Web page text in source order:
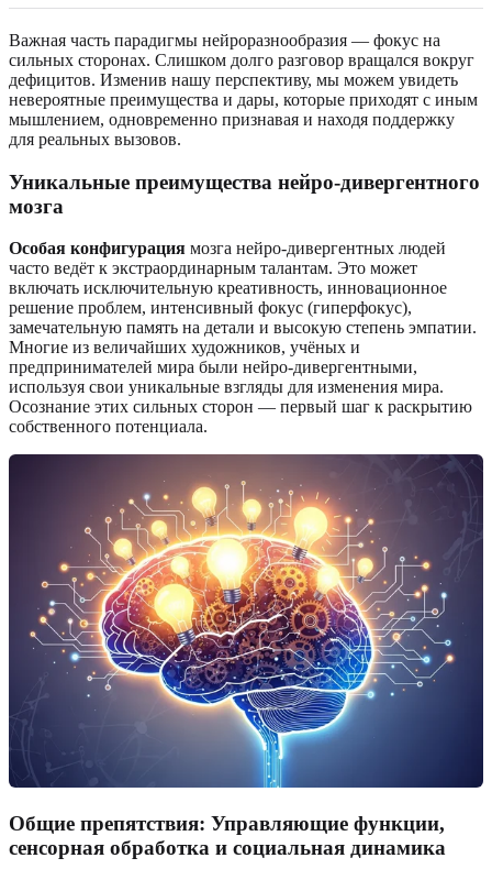
Важная часть парадигмы нейроразнообразия — фокус на
сильных сторонах. Слишком долго разговор вращался вокруг
дефицитов. Изменив нашу перспективу, мы можем увидеть
невероятные преимущества и дары, которые приходят с иным
мышлением, одновременно признавая и находя поддержку
для реальных вызовов.
Уникальные преимущества нейро-дивергентного
мозга
Особая конфигурация мозга нейро-дивергентных людей
часто ведёт к экстраординарным талантам. Это может
включать исключительную креативность, инновационное
решение проблем, интенсивный фокус (гиперфокус),
замечательную память на детали и высокую степень эмпатии.
Многие из величайших художников, учёных и
предпринимателей мира были нейро-дивергентными,
используя свои уникальные взгляды для изменения мира.
Осознание этих сильных сторон — первый шаг к раскрытию
собственного потенциала.
Общие препятствия: Управляющие функции,
сенсорная обработка и социальная динамика